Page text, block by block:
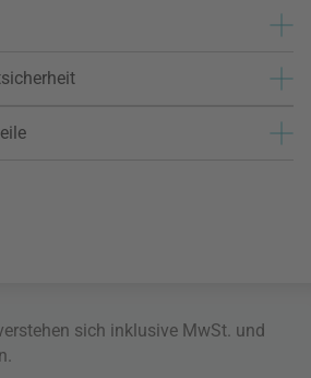
sich inklusive MwSt. und